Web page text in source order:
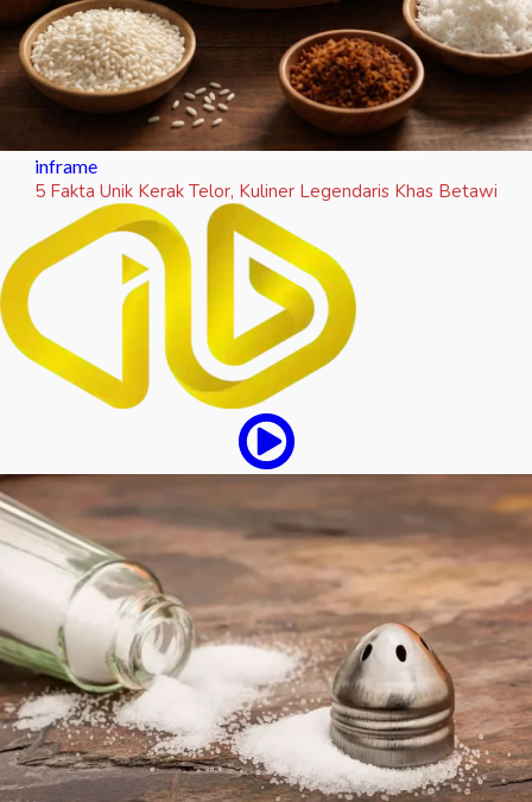
inframe
5 Fakta Unik Kerak Telor, Kuliner Legendaris Khas Betawi